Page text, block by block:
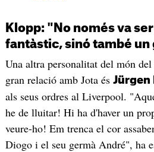
Klopp: "No només va
fantàstic, sinó també un
Una altra personalitat del món
gran relació amb Jota és Jürgen
als seus ordres al Liverpool.
he de lluitar! Hi ha d'haver un
veure-ho! Em trenca el cor
Diogo i el seu germà André", ha